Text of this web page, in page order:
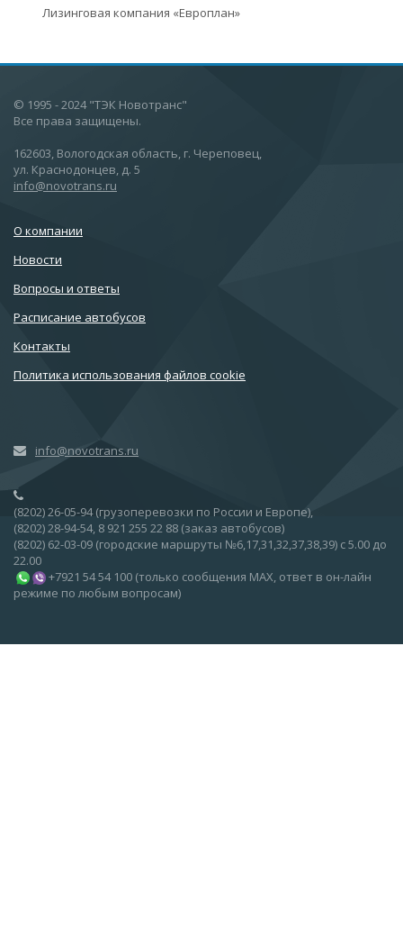
Лизинговая компания «Европлан»
© 1995 - 2024 "ТЭК Новотранс"
Все права защищены.
162603, Вологодская область, г. Череповец,
ул. Краснодонцев, д. 5
info@novotrans.ru
О компании
Новости
Вопросы и ответы
Расписание автобусов
Контакты
Политика использования файлов cookie
info@novotrans.ru
(8202) 26-05-94 (грузоперевозки по России и Европе),
(8202) 28-94-54, 8 921 255 22 88 (заказ автобусов)
(8202) 62-03-09 (городские маршруты №6,17,31,32,37,38,39) с 5.00 до
22.00
+7921 54 54 100 (только сообщения MAX, ответ в он-лайн
режиме по любым вопросам)